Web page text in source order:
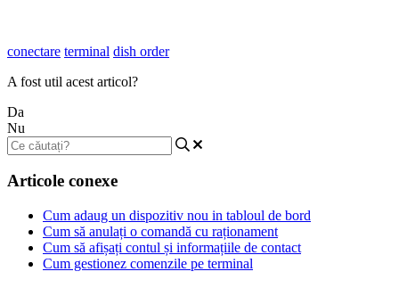
conectare terminal dish order
A fost util acest articol?
Da
Nu
Articole conexe
Cum adaug un dispozitiv nou in tabloul de bord
Cum să anulați o comandă cu raționament
Cum să afișați contul și informațiile de contact
Cum gestionez comenzile pe terminal